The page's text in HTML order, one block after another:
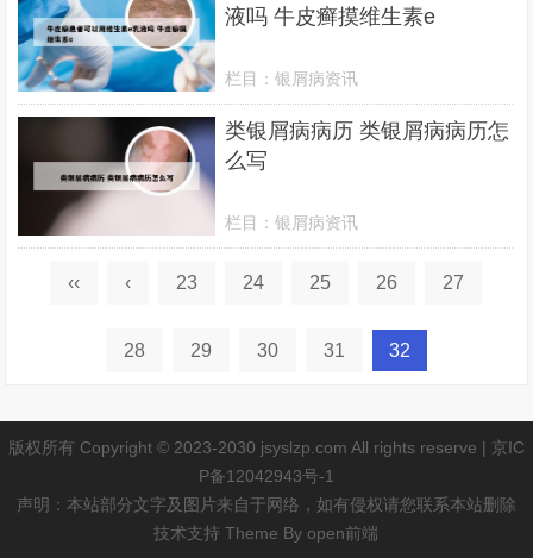
液吗 牛皮癣摸维生素e
栏目：银屑病资讯
类银屑病病历 类银屑病病历怎
么写
栏目：银屑病资讯
‹‹ ‹ 23 24 25 26 27
28 29 30 31 32
版权所有 Copyright © 2023-2030 jsyslzp.com All rights reserve | 京IC
P备12042943号-1
声明：本站部分文字及图片来自于网络，如有侵权请您联系本站删除
技术支持 Theme Byopen前端